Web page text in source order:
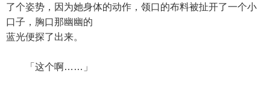
了个姿势，因为她身体的动作，领口的布料被扯开了一个小
口子，胸口那幽幽的
蓝光便探了出来。
「这个啊……」